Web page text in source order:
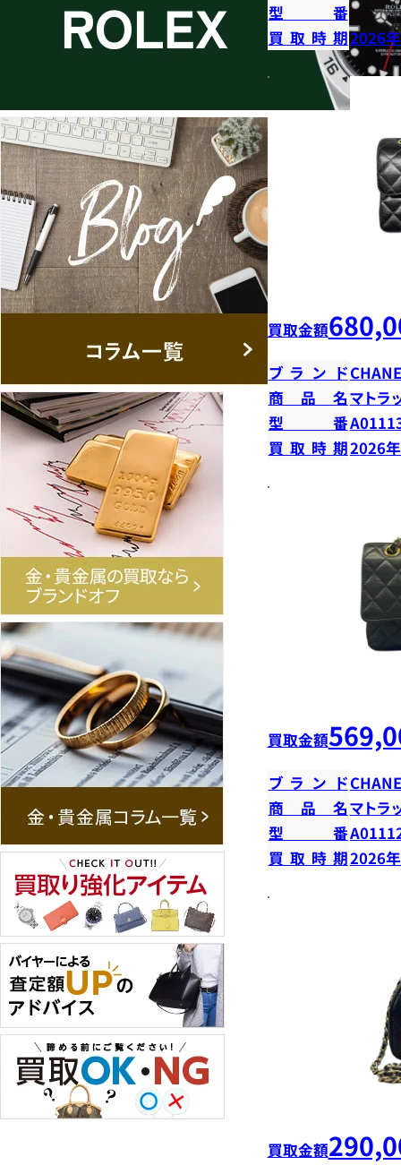
型番
買取時期2026
買取金額
ブランド
商品名マトラ
型番
買取時期2026
買取金額
ブランド
商品名マトラ
型番
買取時期2026
買取金額